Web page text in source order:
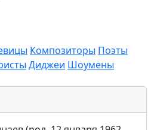
Композиторы Поэты
Диджеи Шоумены